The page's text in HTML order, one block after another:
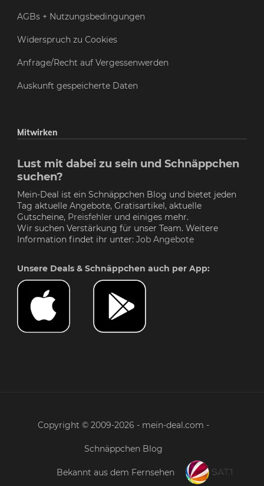
AGBs + Nutzungsbedingungen
Widerspruch zu Cookies
Anfrage/Recht auf Vergessenwerden
Auskunft gespeicherte Daten
Mitwirken
Lust mit dabei zu sein und Schnäppchen
suchen?
Mein-Deal ist ein Schnäppchen Blog und bietet jeden
Tag aktuelle Angebote, Gratisartikel, aktuelle
Gutscheine, Preisfehler und einiges mehr.
Wir suchen Verstärkung für unser Team. Weitere
Information findet ihr unter: Job Angebote
Unsere Deals & Schnäppchen auch per App:
Copyright © 2009-2026 - mein-deal.com -
Schnäppchen Blog
Bekannt aus dem Fernsehen